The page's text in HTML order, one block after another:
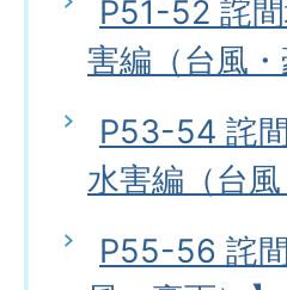
P51-52 詫
害編（台風・
P53-54 詫
水害編（台風
P55-56 詫